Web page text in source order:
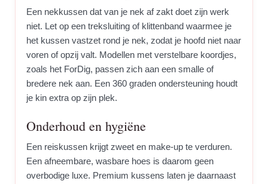
Een nekkussen dat van je nek af zakt doet zijn werk
niet. Let op een treksluiting of klittenband waarmee je
het kussen vastzet rond je nek, zodat je hoofd niet naar
voren of opzij valt. Modellen met verstelbare koordjes,
zoals het ForDig, passen zich aan een smalle of
bredere nek aan. Een 360 graden ondersteuning houdt
je kin extra op zijn plek.
Onderhoud en hygiëne
Een reiskussen krijgt zweet en make-up te verduren.
Een afneembare, wasbare hoes is daarom geen
overbodige luxe. Premium kussens laten je daarnaast